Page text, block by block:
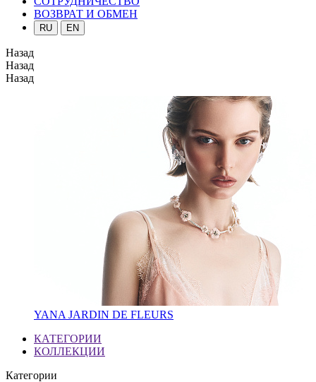
ВОЗВРАТ И ОБМЕН
RU EN
Назад
Назад
Назад
YANA JARDIN DE FLEURS
КАТЕГОРИИ
КОЛЛЕКЦИИ
Категории